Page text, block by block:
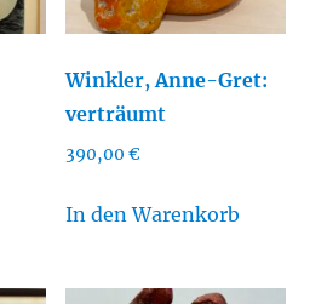
Winkler, Anne-Gret:
verträumt
390,00 €
In den Warenkorb